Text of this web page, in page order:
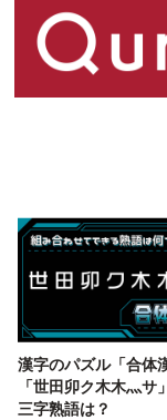
漢字のパズル「合体
「世田卯ク木木灬サ
三字熟語は？